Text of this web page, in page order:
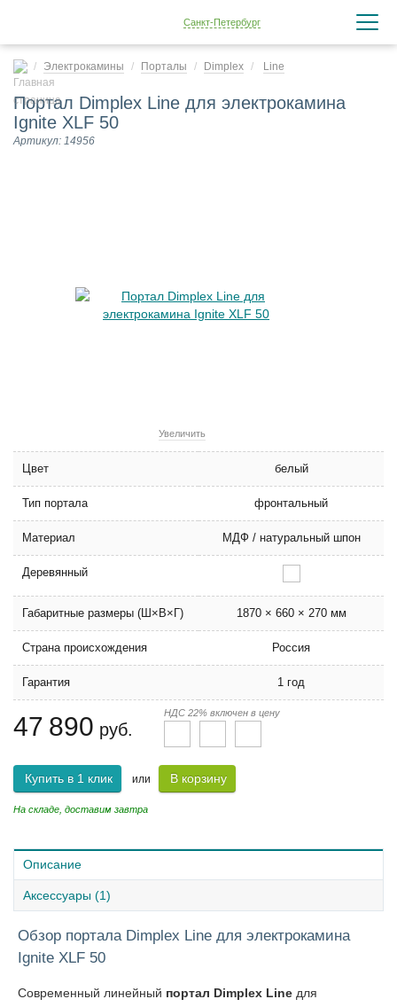
Санкт-Петербург
Электрокамины Порталы Dimplex Line
Портал Dimplex Line для электрокамина
Ignite XLF 50
Артикул: 14956
Увеличить
Цвет белый
Тип портала фронтальный
Материал МДФ / натуральный шпон
Деревянный
Габаритные размеры (Ш×В×Г) 1870 × 660 × 270 мм
Страна происхождения Россия
Гарантия 1 год
47 890 руб.
НДС 22% включен в цену
Купить в 1 клик или В корзину
На складе, доставим завтра
Описание
Аксессуары (1)
Обзор портала Dimplex Line для электрокамина
Ignite XLF 50
Современный линейный портал Dimplex Line для